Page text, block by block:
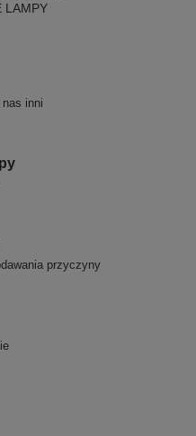
LAMPY
inni
przyczyny